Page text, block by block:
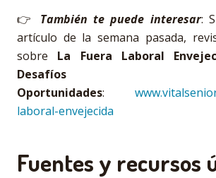
👉 También te puede interesar:
artículo de la semana pasada,
sobre La Fuera Laboral
Oportunidades:
laboral-envejecida
Fuentes y recursos